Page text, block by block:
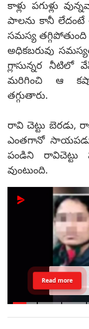
కాళ్లు పగుళ్లు
పాలను కానీ లేదంటే
సమస్య తగ్గిపోతుంది
అధికబరువు
గ్లాసున్నర నీటిలో
మరిగించి ఆ
తగ్గుతారు.
రావి చెట్టు బెరడు,
ఎంతగానో
పండిని రావిచెట్టు
వుంటుంది.
Read more